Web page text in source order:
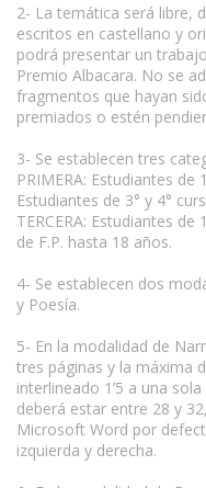
2- La temática será libre,
escritos en castellano y
podrá presentar un
Premio Albacara. No se
fragmentos que hayan
premiados o estén
3- Se establecen tres
PRIMERA: Estudiantes de
Estudiantes de 3° y 4°
TERCERA: Estudiantes
de F.P. hasta 18 años.
4- Se establecen dos
y Poesía.
5- En la modalidad de
tres páginas y la máxima
interlineado 1’5 a una
deberá estar entre 28 y
Microsoft Word por
izquierda y derecha.